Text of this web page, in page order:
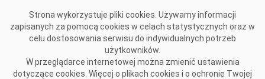
Strona wykorzystuje pliki cookies. Używamy informacji
zapisanych za pomocą cookies w celach statystycznych oraz w
celu dostosowania serwisu do indywidualnych potrzeb
użytkowników.
W przeglądarce internetowej można zmienić ustawienia
dotyczące cookies. Więcej o plikach cookies i o ochronie Twojej